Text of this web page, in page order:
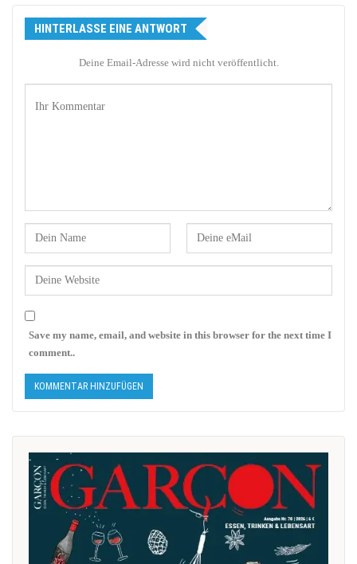
HINTERLASSE EINE ANTWORT
Deine Email-Adresse wird nicht veröffentlicht.
Save my name, email, and website in this browser for the next time I
comment..